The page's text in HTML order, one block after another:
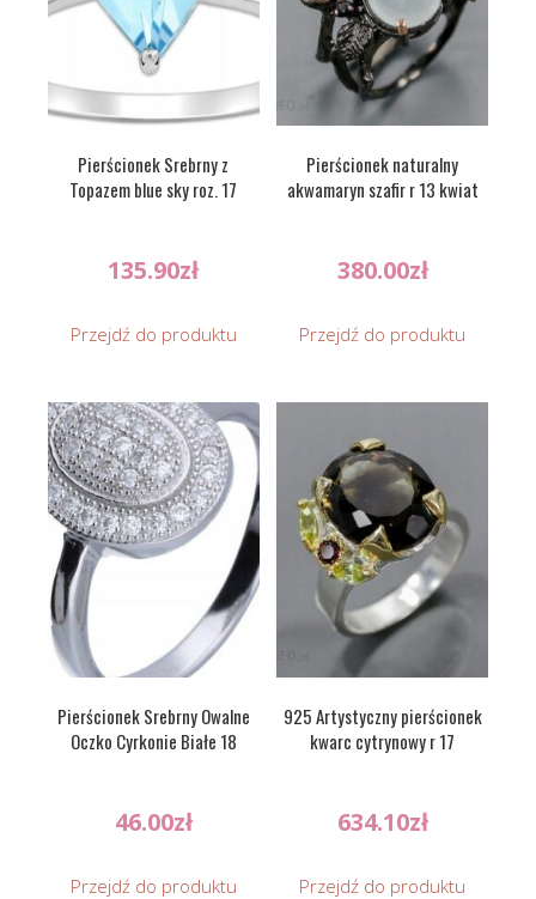
Pierścionek Srebrny z
Topazem blue sky roz. 17
135.90zł
Przejdź do produktu
Pierścionek naturalny
akwamaryn szafir r 13 kwiat
380.00zł
Przejdź do produktu
Pierścionek Srebrny Owalne
Oczko Cyrkonie Białe 18
46.00zł
Przejdź do produktu
925 Artystyczny pierścionek
kwarc cytrynowy r 17
634.10zł
Przejdź do produktu